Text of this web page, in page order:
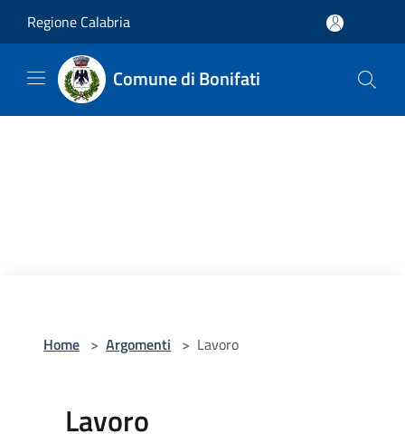
Regione Calabria
Comune di Bonifati
Home > Argomenti > Lavoro
Lavoro